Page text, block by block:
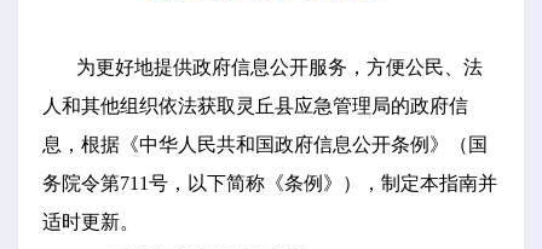
为更好地提供政府信息公开服务，方便公民、法
人和其他组织依法获取灵丘县应急管理局的政府信
息，根据《中华人民共和国政府信息公开条例》（国
务院令第711号，以下简称《条例》），制定本指南并
适时更新。